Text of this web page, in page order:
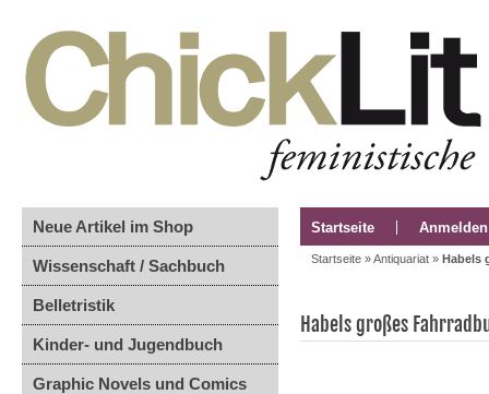
Neue Artikel im Shop
Wissenschaft / Sachbuch
Belletristik
Kinder- und Jugendbuch
Graphic Novels und Comics
Startseite Anmelden
Startseite »Antiquariat » Habels
Habels großes